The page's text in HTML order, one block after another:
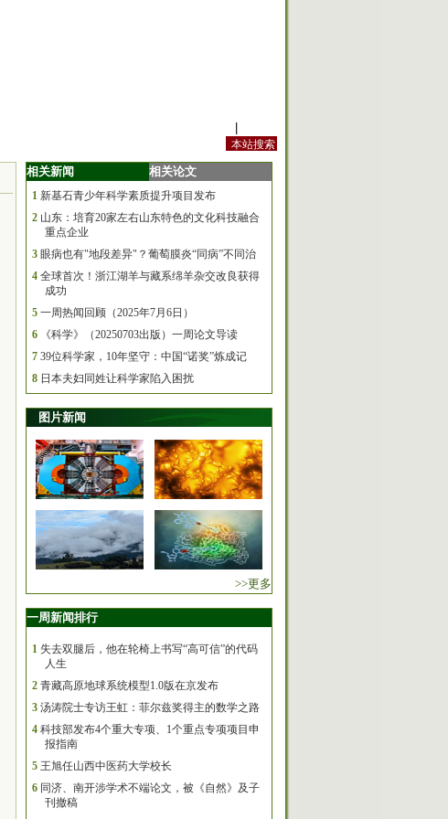
相关新闻 相关论文
1 新基石青少年科学素质提升项目发布
2 山东：培育20家左右山东特色的文化科技融合
重点企业
3 眼病也有"地段差异"？葡萄膜炎“同病”不同治
4 全球首次！浙江湖羊与藏系绵羊杂交改良获得
成功
5 一周热闻回顾（2025年7月6日）
6
《科学》（20250703出版）一周论文导读
7 39位科学家，10年坚守：中国“诺奖”炼成记
8 日本夫妇同姓让科学家陷入困扰
图片新闻
>>更多
一周新闻排行
1 失去双腿后，他在轮椅上书写“高可信”的代码
人生
2 青藏高原地球系统模型1.0版在京发布
3 汤涛院士专访王虹：菲尔兹奖得主的数学之路
4 科技部发布4个重大专项、1个重点专项项目申
报指南
5 王旭任山西中医药大学校长
6 同济、南开涉学术不端论文，被《自然》及子
刊撤稿